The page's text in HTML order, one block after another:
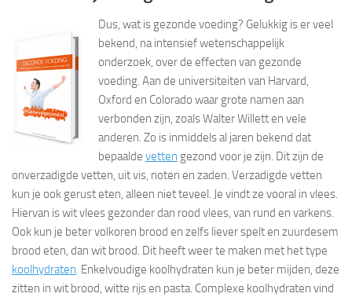
Dus, wat is gezonde voeding? Gelukkig is er veel
bekend, na intensief wetenschappelijk
onderzoek, over de effecten van gezonde
voeding. Aan de universiteiten van Harvard,
Oxford en Colorado waar grote namen aan
verbonden zijn, zoals Walter Willett en vele
anderen. Zo is inmiddels al jaren bekend dat
bepaalde vetten gezond voor je zijn. Dit zijn de
onverzadigde vetten, uit vis, noten en zaden. Verzadigde vetten
kun je ook gerust eten, alleen niet teveel. Je vindt ze vooral in vlees.
Hiervan is wit vlees gezonder dan rood vlees, van rund en varkens.
Ook kun je beter volkoren brood en zelfs liever spelt en zuurdesem
brood eten, dan wit brood. Dit heeft weer te maken met het type
koolhydraten. Enkelvoudige koolhydraten kun je beter mijden, deze
zitten in wit brood, witte rijs en pasta. Complexe koolhydraten vind